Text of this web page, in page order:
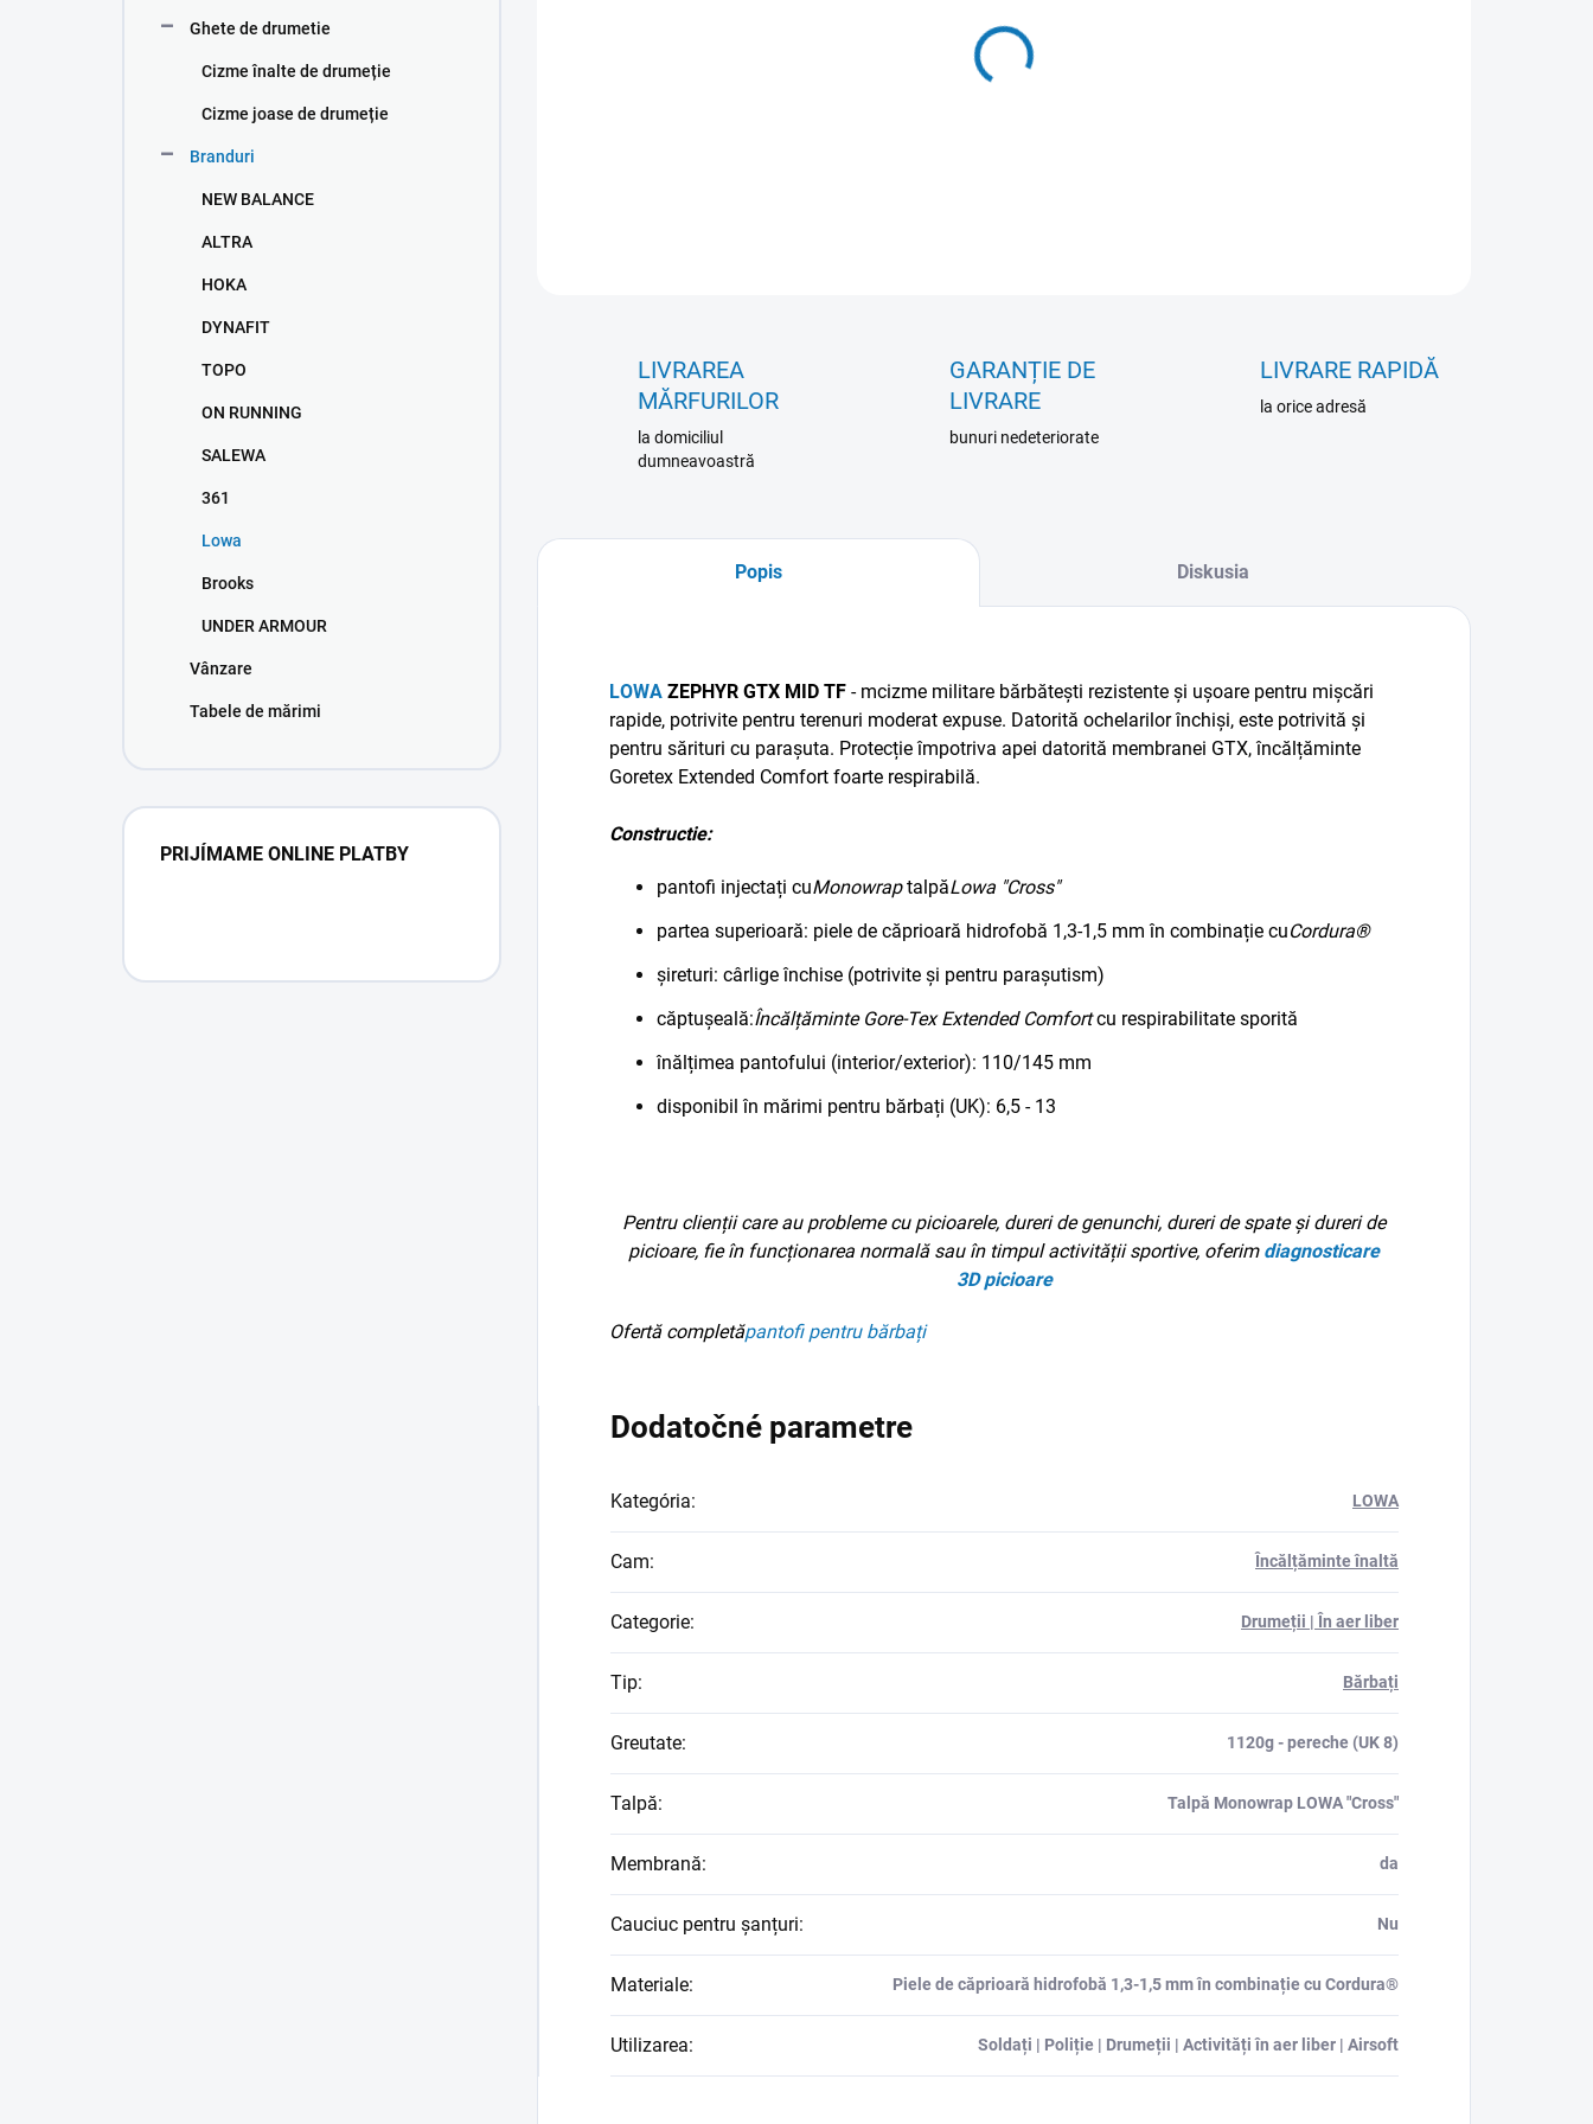
Ghete de drumetie
Cizme înalte de drumeție
Cizme joase de drumeție
Branduri
NEW BALANCE
ALTRA
HOKA
DYNAFIT
TOPO
ON RUNNING
SALEWA
361
Lowa
Brooks
UNDER ARMOUR
Vânzare
Tabele de mărimi
PRIJÍMAME ONLINE PLATBY
MOŽNOSTI DORUČENIA
LIVRAREA
MĂRFURILOR
la domiciliul
dumneavoastră
GARANȚIE DE
LIVRARE
bunuri nedeteriorate
LIVRARE RAPIDĂ
la orice adresă
Popis Diskusia
LOWA ZEPHYR GTX MID TF - mcizme militare bărbătești rezistente și ușoare pentru mișcări
rapide, potrivite pentru terenuri moderat expuse. Datorită ochelarilor închiși, este potrivită și
pentru sărituri cu parașuta. Protecție împotriva apei datorită membranei GTX, încălțăminte
Goretex Extended Comfort foarte respirabilă.
Constructie:
pantofi injectați cuMonowraptalpăLowa "Cross"
partea superioară: piele de căprioară hidrofobă 1,3-1,5 mm în combinație cuCordura®
șireturi: cârlige închise (potrivite și pentru parașutism)
căptușeală:Încălțăminte Gore-Tex Extended Comfortcu respirabilitate sporită
înălțimea pantofului (interior/exterior): 110/145 mm
disponibil în mărimi pentru bărbați (UK): 6,5 - 13
Pentru clienții care au probleme cu picioarele, dureri de genunchi, dureri de spate și dureri de
picioare, fie în funcționarea normală sau în timpul activității sportive, oferim diagnosticare
3D picioare
Ofertă completăpantofi pentru bărbați
Dodatočné parametre
Kategória: LOWA
Cam: Încălțăminte înaltă
Categorie: Drumeții | În aer liber
Tip: Bărbați
Greutate: 1120g - pereche (UK 8)
Talpă: Talpă Monowrap LOWA "Cross"
Membrană: da
Cauciuc pentru șanțuri: Nu
Materiale: Piele de căprioară hidrofobă 1,3-1,5 mm în combinație cu Cordura®
Utilizarea: Soldați | Poliție | Drumeții | Activități în aer liber | Airsoft